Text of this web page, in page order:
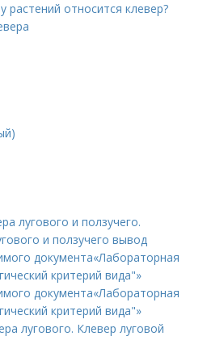
растений относится клевер?
лугового и ползучего.
и ползучего вывод
документа«Лабораторная
критерий вида"»
документа«Лабораторная
критерий вида"»
лугового. Клевер луговой